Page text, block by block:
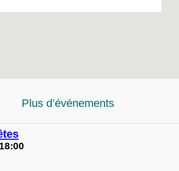
Plus d’événements